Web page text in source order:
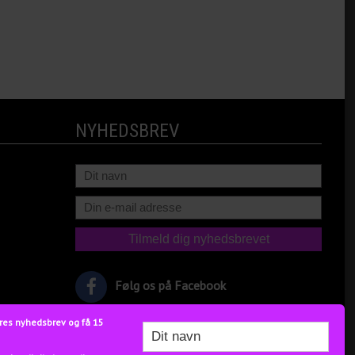
NYHEDSBREV
Følg os på Facebook
nyhedsbrev og få 15